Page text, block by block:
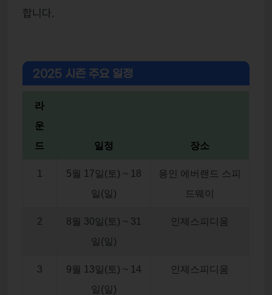
합니다.
2025 시즌 주요 일정
라
운
드
일정 장소
1
5월 17일(토) ~ 18
일(일)
용인 에버랜드 스피
드웨이
2
8월 30일(토) ~ 31
일(일)
인제스피디움
3
9월 13일(토) ~ 14
일(일)
인제스피디움